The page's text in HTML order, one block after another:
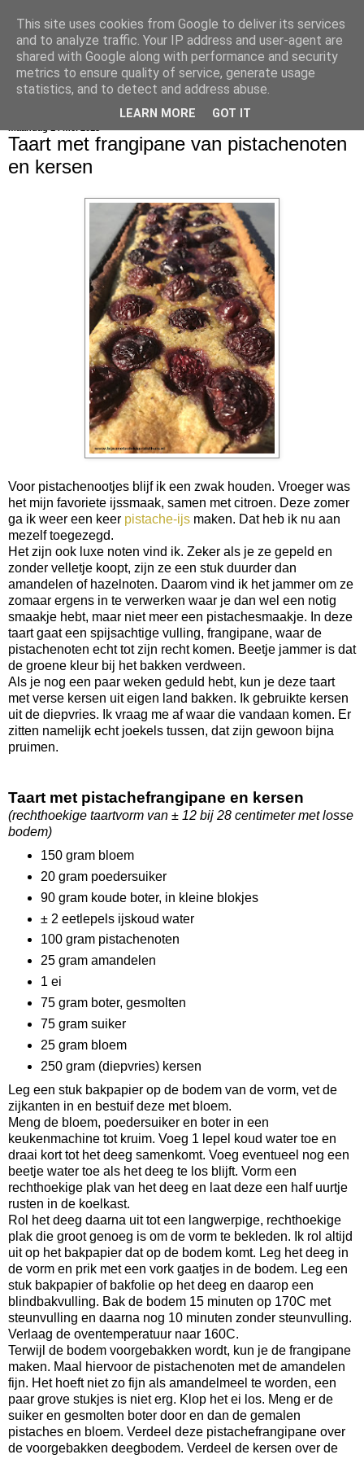
bijna net zo lekker als thuis
Taart met frangipane van pistachenoten
en kersen
Voor pistachenootjes blijf ik een zwak houden. Vroeger was
het mijn favoriete ijssmaak, samen met citroen. Deze zomer
ga ik weer een keer pistache-ijs maken. Dat heb ik nu aan
mezelf toegezegd.
Het zijn ook luxe noten vind ik. Zeker als je ze gepeld en
zonder velletje koopt, zijn ze een stuk duurder dan
amandelen of hazelnoten. Daarom vind ik het jammer om ze
zomaar ergens in te verwerken waar je dan wel een notig
smaakje hebt, maar niet meer een pistachesmaakje. In deze
taart gaat een spijsachtige vulling, frangipane, waar de
pistachenoten echt tot zijn recht komen. Beetje jammer is dat
de groene kleur bij het bakken verdween.
Als je nog een paar weken geduld hebt, kun je deze taart
met verse kersen uit eigen land bakken. Ik gebruikte kersen
uit de diepvries. Ik vraag me af waar die vandaan komen. Er
zitten namelijk echt joekels tussen, dat zijn gewoon bijna
pruimen.
Taart met pistachefrangipane en kersen
(rechthoekige taartvorm van ± 12 bij 28 centimeter met losse
bodem)
150 gram bloem
20 gram poedersuiker
90 gram koude boter, in kleine blokjes
± 2 eetlepels ijskoud water
100 gram pistachenoten
25 gram amandelen
1 ei
75 gram boter, gesmolten
75 gram suiker
25 gram bloem
250 gram (diepvries) kersen
Leg een stuk bakpapier op de bodem van de vorm, vet de
zijkanten in en bestuif deze met bloem.
Meng de bloem, poedersuiker en boter in een
keukenmachine tot kruim. Voeg 1 lepel koud water toe en
draai kort tot het deeg samenkomt. Voeg eventueel nog een
beetje water toe als het deeg te los blijft. Vorm een
rechthoekige plak van het deeg en laat deze een half uurtje
rusten in de koelkast.
Rol het deeg daarna uit tot een langwerpige, rechthoekige
plak die groot genoeg is om de vorm te bekleden. Ik rol altijd
uit op het bakpapier dat op de bodem komt. Leg het deeg in
de vorm en prik met een vork gaatjes in de bodem. Leg een
stuk bakpapier of bakfolie op het deeg en daarop een
blindbakvulling. Bak de bodem 15 minuten op 170C met
steunvulling en daarna nog 10 minuten zonder steunvulling.
Verlaag de oventemperatuur naar 160C.
Terwijl de bodem voorgebakken wordt, kun je de frangipane
maken. Maal hiervoor de pistachenoten met de amandelen
fijn. Het hoeft niet zo fijn als amandelmeel te worden, een
paar grove stukjes is niet erg. Klop het ei los. Meng er de
suiker en gesmolten boter door en dan de gemalen
pistaches en bloem. Verdeel deze pistachefrangipane over
de voorgebakken deegbodem. Verdeel de kersen over de
This site uses cookies from Google to deliver its services
and to analyze traffic. Your IP address and user-agent are
shared with Google along with performance and security
metrics to ensure quality of service, generate usage
statistics, and to detect and address abuse.
LEARN MORE GOT IT